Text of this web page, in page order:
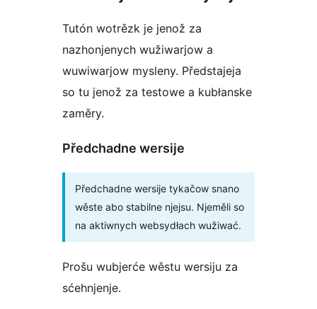
Tutón wotrězk je jenož za
nazhonjenych wužiwarjow a
wuwiwarjow mysleny. Předstajeja
so tu jenož za testowe a kubłanske
zaměry.
Předchadne wersije
Předchadne wersije tykačow snano
wěste abo stabilne njejsu. Njeměli so
na aktiwnych websydłach wužiwać.
Prošu wubjerće wěstu wersiju za
sćehnjenje.